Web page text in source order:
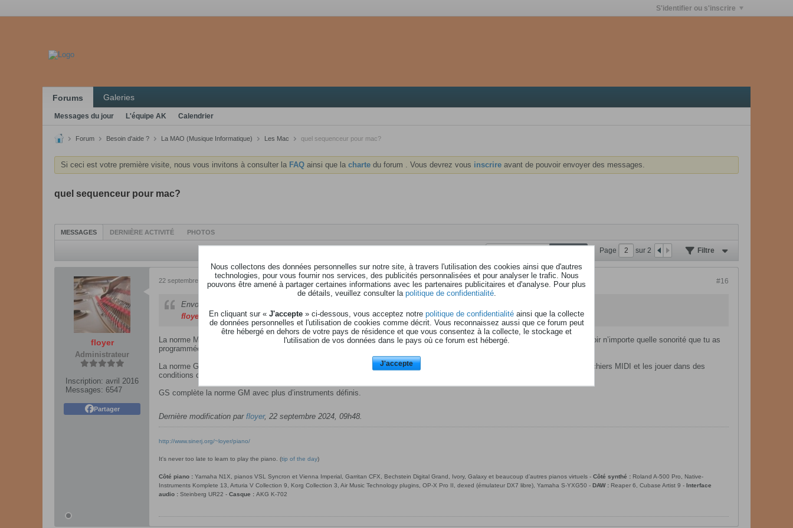
S'identifier ou s'inscrire
Forums Galeries
Messages du jour L'équipe AK Calendrier
Forum Besoin d'aide ? La MAO (Musique Informatique) Les Mac quel sequenceur pour mac?
Si ceci est votre première visite, nous vous invitons à consulter la FAQ ainsi que la charte du forum . Vous devrez vous inscrire avant de pouvoir envoyer des messages.
quel sequenceur pour mac?
MESSAGES DERNIÈRE ACTIVITÉ PHOTOS
Page sur 2 Filtre
floyer
Administrateur
Inscription: avril 2016
Messages: 6547
Partager
#16
22 septembre 2024, 03h47
Envoyé par
floyer
​et j'ai des programme change possible… ? Est-ce très différent du GM,gs ?
La norme MIDI définissait des program change sans leur imposer des instruments. Assez logique, sur un DX7, en 1 tu peux avoir n’importe quelle sonorité que tu as
programmée.
La norme General MIDI définit quel instrument va avec quel program change, (1=piano, etc) ce qui permet de s’échanger des fichiers MIDI et les jouer dans des
conditions comparables quelque soit l’équipement.
GS complète la norme GM avec plus d’instruments définis.
Dernière modification par floyer, 22 septembre 2024, 09h48.
http://www.sinerj.org/~loyer/piano/
It's never too late to learn to play the piano. (tip of the day)
Côté piano : Yamaha N1X, pianos VSL Syncron et Vienna Imperial, Garritan CFX, Bechstein Digital Grand, Ivory, Galaxy et beaucoup d’autres pianos virtuels - Côté synthé : Roland A-500 Pro, Native-
Instruments Komplete 13, Arturia V Collection 9, Korg Collection 3, Air Music Technology plugins, OP-X Pro II, dexed (émulateur DX7 libre), Yamaha S-YXG50 - DAW : Reaper 6, Cubase Artist 9 - Interface
audio : Steinberg UR22 - Casque : AKG K-702
Nous collectons des données personnelles sur notre site, à travers l'utilisation des cookies ainsi que d'autres
technologies, pour vous fournir nos services, des publicités personnalisées et pour analyser le trafic. Nous
pouvons être amené à partager certaines informations avec les partenaires publicitaires et d'analyse. Pour plus
de détails, veuillez consulter la politique de confidentialité.
En cliquant sur « J'accepte » ci-dessous, vous acceptez notre politique de confidentialité ainsi que la collecte
de données personnelles et l'utilisation de cookies comme décrit. Vous reconnaissez aussi que ce forum peut
être hébergé en dehors de votre pays de résidence et que vous consentez à la collecte, le stockage et
l'utilisation de vos données dans le pays où ce forum est hébergé.
J'accepte